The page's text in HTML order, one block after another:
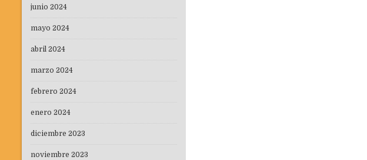
junio 2024
mayo 2024
abril 2024
marzo 2024
febrero 2024
enero 2024
diciembre 2023
noviembre 2023